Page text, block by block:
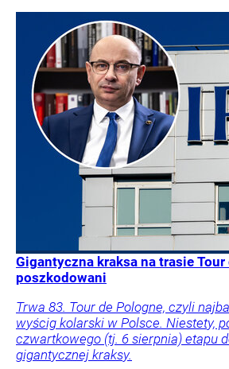
Gigantyczna kraksa na trasie Tour
poszkodowani
Trwa 83. Tour de Pologne, czyli
wyścig kolarski w Polsce. Niestety,
czwartkowego (tj. 6 sierpnia) etapu
gigantycznej kraksy.